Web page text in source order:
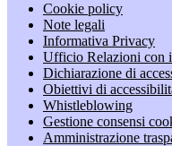
Cookie policy
Note legali
Informativa Privacy
Ufficio Relazioni con
Dichiarazione di
Obiettivi di
Whistleblowing
Gestione consensi
Amministrazione